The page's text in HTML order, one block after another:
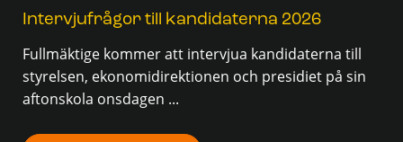
Intervjufrågor till kandidaterna 2026
Fullmäktige kommer att intervjua kandidaterna till
styrelsen, ekonomidirektionen och presidiet på sin
aftonskola onsdagen ...